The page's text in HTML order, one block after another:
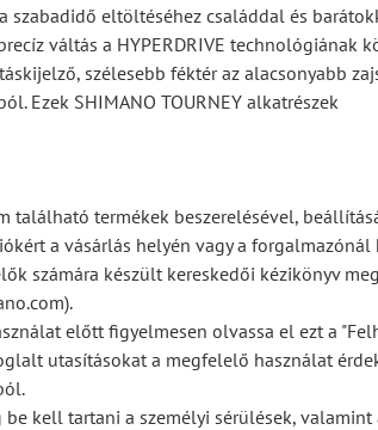
szabadidő eltöltéséhez családdal és
váltás a HYPERDRIVE technológiának
szélesebb féktér az alacsonyabb
Ezek SHIMANO TOURNEY alkatrészek
található termékek beszerelésével,
a vásárlás helyén vagy a
számára készült kereskedői kézikönyv
előtt figyelmesen olvassa el ezt a
utasításokat a megfelelő használat
kell tartani a személyi sérülések, valamint